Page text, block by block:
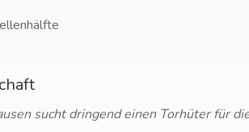
sucht dringend einen Torhüter für